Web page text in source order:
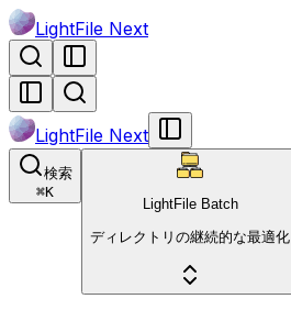
LightFile Next
LightFile Next
検索
⌘K
LightFile Batch
ディレクトリの継続的な最適化